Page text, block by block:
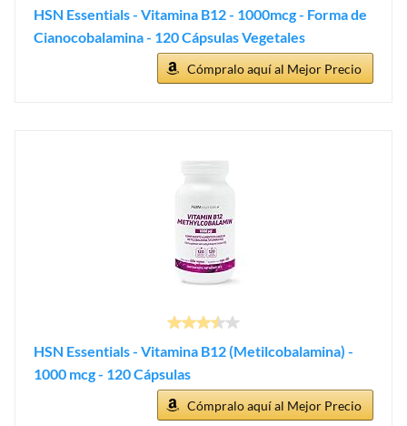
HSN Essentials - Vitamina B12 - 1000mcg - Forma de
Cianocobalamina - 120 Cápsulas Vegetales
Cómpralo aquí al Mejor Precio
HSN Essentials - Vitamina B12 (Metilcobalamina) -
1000 mcg - 120 Cápsulas
Cómpralo aquí al Mejor Precio